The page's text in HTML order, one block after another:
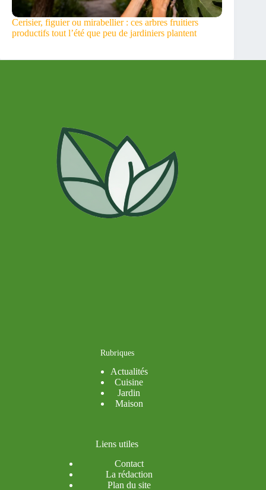
Cerisier, figuier ou mirabellier : ces arbres fruitiers
productifs tout l’été que peu de jardiniers plantent
Rubriques
Actualités
Cuisine
Jardin
Maison
Liens utiles
Contact
La rédaction
Plan du site